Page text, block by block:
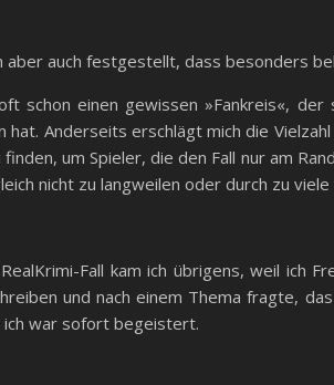
aber auch festgestellt, dass besonders
schon einen gewissen »Fankreis«,
hat. Anderseits erschlägt mich die
um Spieler, die den Fall nur am
nicht zu langweilen oder durch zu
Fall kam ich übrigens, weil ich
und nach einem Thema fragte,
ich war sofort begeistert.